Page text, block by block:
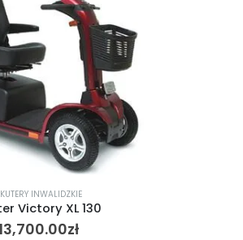
INWALIDZKIE
Victory XL 130
zł